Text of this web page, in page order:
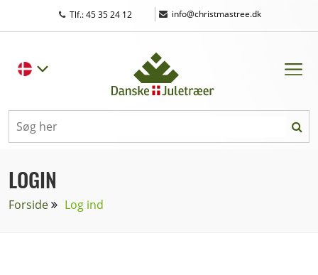
Tlf.: 45 35 24 12 | info@christmastree.dk
LOGIN
Forside Log ind